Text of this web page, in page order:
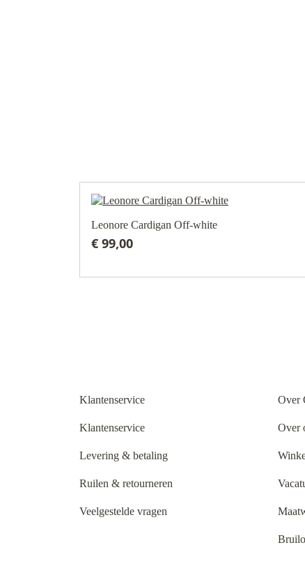
Leonore Cardigan Off-white
€ 99,00
Klantenservice
Klantenservice
Levering & betaling
Ruilen & retourneren
Veelgestelde vragen
Over
Over